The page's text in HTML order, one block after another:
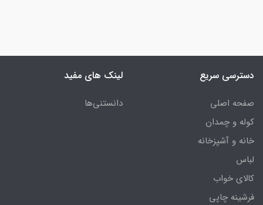
دسترسی سریع
صفحه اصلی
کوله و چمدان
خانه و آشپزخانه
لباس
کالای خواب
فرشینه چاپی
لینک های مفید
دانستنی‌ها